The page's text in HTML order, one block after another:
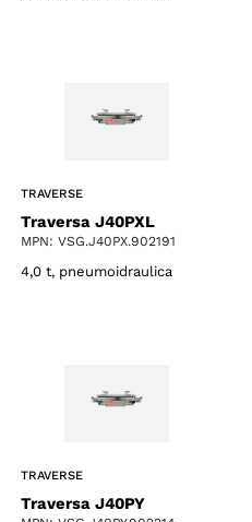
TRAVERSE
Traversa J40PXL
MPN: VSG.J40PX.902191
4,0 t, pneumoidraulica
TRAVERSE
Traversa J40PY